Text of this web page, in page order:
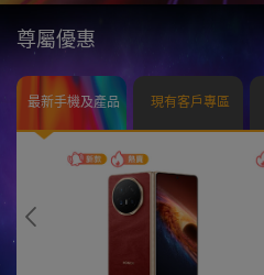
尊屬優惠
最新手機及產品 現有客戶專區